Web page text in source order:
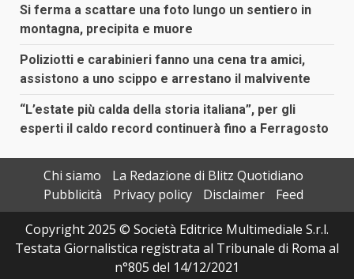
Si ferma a scattare una foto lungo un sentiero in
montagna, precipita e muore
Poliziotti e carabinieri fanno una cena tra amici,
assistono a uno scippo e arrestano il malvivente
“L’estate più calda della storia italiana”, per gli
esperti il caldo record continuerà fino a Ferragosto
Chi siamo
La Redazione di Blitz Quotidiano
Pubblicità
Privacy policy Disclaimer
Feed
Copyright 2025 © Società Editrice Multimediale S.r.l.
Testata Giornalistica registrata al Tribunale di Roma al
n°805 del 14/12/2021